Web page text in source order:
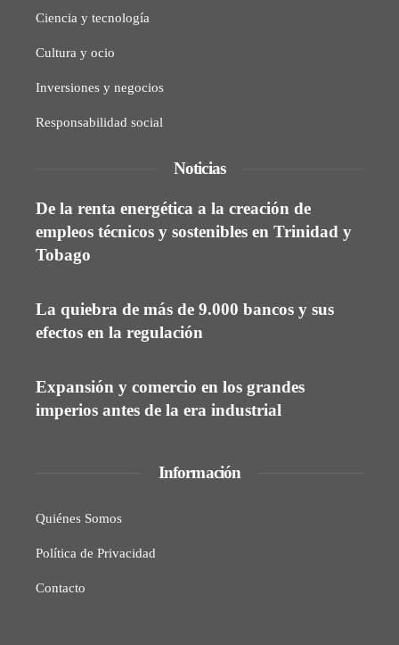
Ciencia y tecnología
Cultura y ocio
Inversiones y negocios
Responsabilidad social
Noticias
De la renta energética a la creación de
empleos técnicos y sostenibles en Trinidad y
Tobago
La quiebra de más de 9.000 bancos y sus
efectos en la regulación
Expansión y comercio en los grandes
imperios antes de la era industrial
Información
Quiénes Somos
Política de Privacidad
Contacto